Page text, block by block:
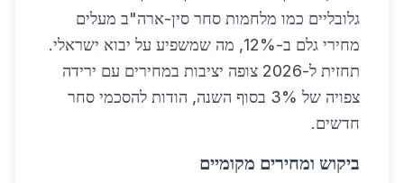
גלובליים כמו מלחמות סחר סין-ארה"ב מעלים
מחירי גלם ב-12%, מה שמשפיע על יבוא ישראלי.
תחזית ל-2026 צופה יציבות במחירים עם ירידה
צפויה של 3% בסוף השנה, הודות להסכמי סחר
חדשים.
ביקוש ומחירים מקומיים